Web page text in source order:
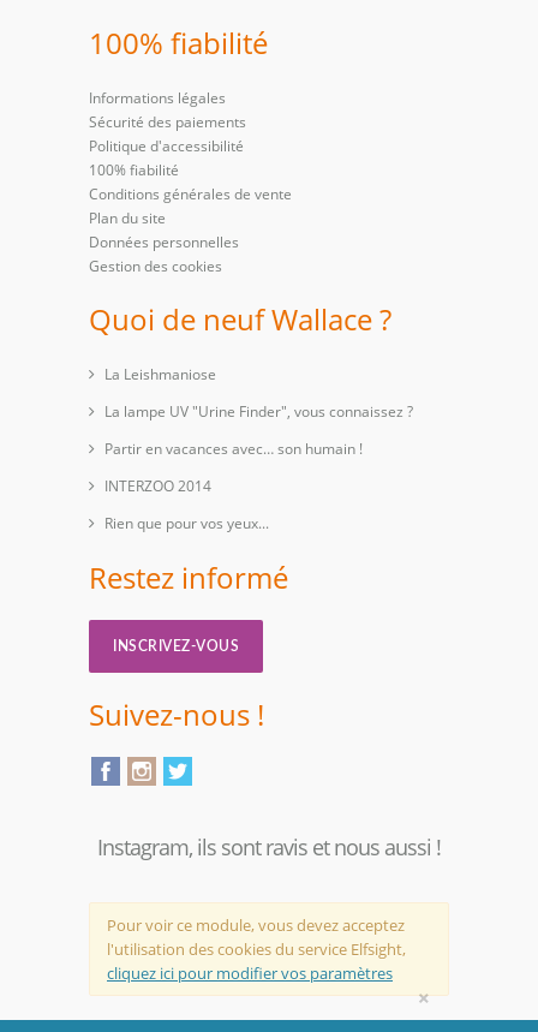
100% fiabilité
Informations légales
Sécurité des paiements
Politique d'accessibilité
100% fiabilité
Conditions générales de vente
Plan du site
Données personnelles
Gestion des cookies
Quoi de neuf Wallace ?
La Leishmaniose
La lampe UV "Urine Finder", vous connaissez ?
Partir en vacances avec… son humain !
INTERZOO 2014
Rien que pour vos yeux...
Restez informé
INSCRIVEZ-VOUS
Suivez-nous !
Instagram, ils sont ravis et nous aussi !
Pour voir ce module, vous devez acceptez
l'utilisation des cookies du service Elfsight,
cliquez ici pour modifier vos paramètres
×